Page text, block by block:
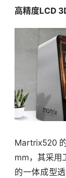
之
窗
圈
高精度LCD
Martrix520
mm，其采用
的一体成型